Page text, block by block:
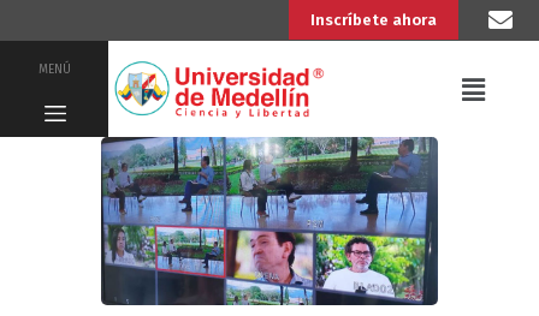
Inscríbete ahora
MENÚ